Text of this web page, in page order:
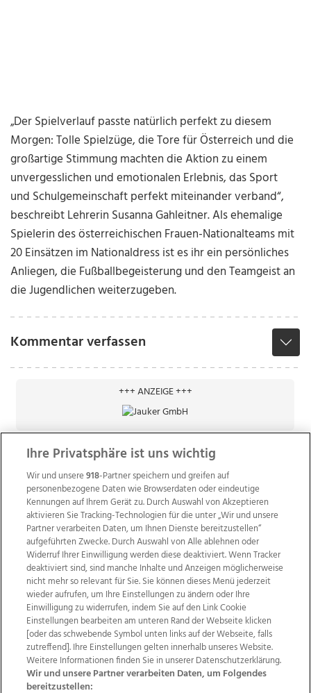
„Der Spielverlauf passte natürlich perfekt zu diesem
Morgen: Tolle Spielzüge, die Tore für Österreich und die
großartige Stimmung machten die Aktion zu einem
unvergesslichen und emotionalen Erlebnis, das Sport
und Schulgemeinschaft perfekt miteinander verband“,
beschreibt Lehrerin Susanna Gahleitner. Als ehemalige
Spielerin des österreichischen Frauen-Nationalteams mit
20 Einsätzen im Nationaldress ist es ihr ein persönliches
Anliegen, die Fußballbegeisterung und den Teamgeist an
die Jugendlichen weiterzugeben.
Kommentar verfassen
+++ ANZEIGE +++
Wir über uns Mediadaten Kontakt
Jobs
Datenschutz
Impressum
AGB Anzeigekunden
AGB Website
Ehrenkodex Politische Werbung
Ihre Privatsphäre ist uns wichtig
Wir und unsere918-Partner speichern und greifen auf
personenbezogene Daten wie Browserdaten oder eindeutige
Kennungen auf Ihrem Gerät zu. Durch Auswahl von Akzeptieren
aktivieren Sie Tracking-Technologien für die unter „Wir und unsere
Partner verarbeiten Daten, um Ihnen Dienste bereitzustellen“
aufgeführten Zwecke. Durch Auswahl von Alle ablehnen oder
Widerruf Ihrer Einwilligung werden diese deaktiviert. Wenn Tracker
deaktiviert sind, sind manche Inhalte und Anzeigen möglicherweise
nicht mehr so relevant für Sie. Sie können dieses Menü jederzeit
wieder aufrufen, um Ihre Einstellungen zu ändern oder Ihre
Einwilligung zu widerrufen, indem Sie auf den Link Cookie
Einstellungen bearbeiten am unteren Rand der Webseite klicken
[oder das schwebende Symbol unten links auf der Webseite, falls
zutreffend]. Ihre Einstellungen gelten innerhalb unseres Website.
Weitere Informationen finden Sie in unserer Datenschutzerklärung.
Wir und unsere Partner verarbeiten Daten, um Folgendes
bereitzustellen: